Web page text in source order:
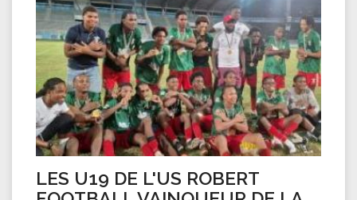
LES U19 DE L'US ROBERT